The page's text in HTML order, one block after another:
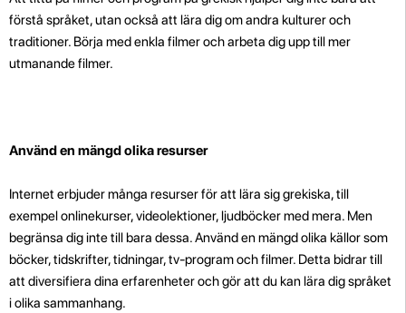
förstå språket, utan också att lära dig om andra kulturer och
traditioner. Börja med enkla filmer och arbeta dig upp till mer
utmanande filmer.
Använd en mängd olika resurser
Internet erbjuder många resurser för att lära sig grekiska, till
exempel onlinekurser, videolektioner, ljudböcker med mera. Men
begränsa dig inte till bara dessa. Använd en mängd olika källor som
böcker, tidskrifter, tidningar, tv-program och filmer. Detta bidrar till
att diversifiera dina erfarenheter och gör att du kan lära dig språket
i olika sammanhang.